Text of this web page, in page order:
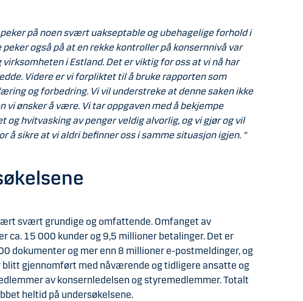
på noen svært uakseptable og ubehagelige forhold i
peker også på at en rekke kontroller på konsernnivå var
i Estland. Det er viktig for oss at vi nå har
Videre er vi forpliktet til å bruke rapporten som
og forbedring. Vi vil understreke at denne saken ikke
vi ønsker å være. Vi tar oppgaven med å bekjempe
og hvitvasking av penger veldig alvorlig, og vi gjør og vil
å sikre at vi aldri befinner oss i samme situasjon igjen. "
svært grundige og omfattende. Omfanget av
ca. 15 000 kunder og 9,5 millioner betalinger. Det er
dokumenter og mer enn 8 millioner e-postmeldinger, og
blitt gjennomført med nåværende og tidligere ansatte og
av konsernledelsen og styremedlemmer. Totalt
heltid på undersøkelsene.